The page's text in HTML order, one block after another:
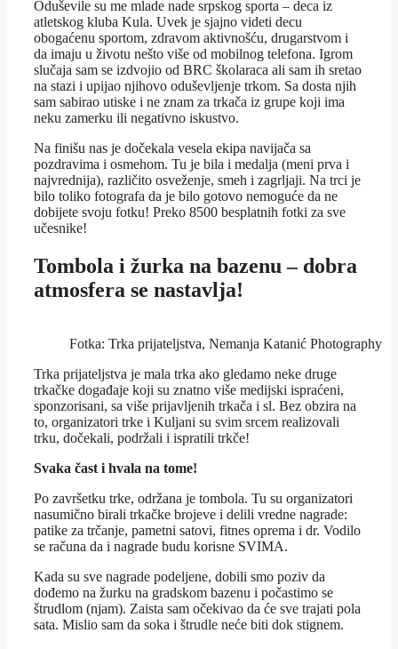
Oduševile su me mlade nade srpskog sporta – deca iz
atletskog kluba Kula. Uvek je sjajno videti decu
obogaćenu sportom, zdravom aktivnošću, drugarstvom i
da imaju u životu nešto više od mobilnog telefona. Igrom
slučaja sam se izdvojio od BRC školaraca ali sam ih sretao
na stazi i upijao njihovo oduševljenje trkom. Sa dosta njih
sam sabirao utiske i ne znam za trkača iz grupe koji ima
neku zamerku ili negativno iskustvo.
Na finišu nas je dočekala vesela ekipa navijača sa
pozdravima i osmehom. Tu je bila i medalja (meni prva i
najvrednija), različito osveženje, smeh i zagrljaji. Na trci je
bilo toliko fotografa da je bilo gotovo nemoguće da ne
dobijete svoju fotku! Preko 8500 besplatnih fotki za sve
učesnike!
Tombola i žurka na bazenu – dobra
atmosfera se nastavlja!
Fotka: Trka prijateljstva, Nemanja Katanić Photography
Trka prijateljstva je mala trka ako gledamo neke druge
trkačke događaje koji su znatno više medijski ispraćeni,
sponzorisani, sa više prijavljenih trkača i sl. Bez obzira na
to, organizatori trke i Kuljani su svim srcem realizovali
trku, dočekali, podržali i ispratili trkče!
Svaka čast i hvala na tome!
Po završetku trke, održana je tombola. Tu su organizatori
nasumično birali trkačke brojeve i delili vredne nagrade:
patike za trčanje, pametni satovi, fitnes oprema i dr. Vodilo
se računa da i nagrade budu korisne SVIMA.
Kada su sve nagrade podeljene, dobili smo poziv da
dođemo na žurku na gradskom bazenu i počastimo se
štrudlom (njam). Zaista sam očekivao da će sve trajati pola
sata. Mislio sam da soka i štrudle neće biti dok stignem.